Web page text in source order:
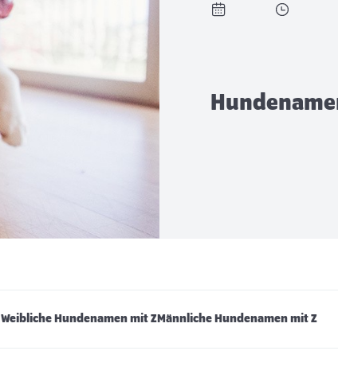
Weibliche Hundenamen mit ZMännliche Hundenamen mit Z